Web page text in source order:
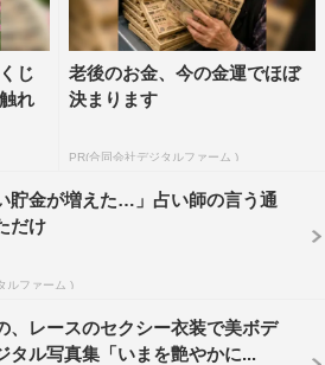
じ
れ
老後のお金、今の金運でほぼ
決まります
PR(合同会社デジタルファーム )
貯金が増えた…」占い師の言う通
だけ
ルファーム )
、レースのセクシー衣装で美ボデ
ル写真集「いまを艶やかに...